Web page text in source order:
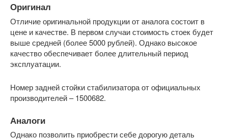
Оригинал
Отличие оригинальной продукции от аналога состоит в
цене и качестве. В первом случаи стоимость стоек будет
выше средней (более 5000 рублей). Однако высокое
качество обеспечивает более длительный период
эксплуатации.
Номер задней стойки стабилизатора от официальных
производителей – 1500682.
Аналоги
Однако позволить приобрести себе дорогую деталь